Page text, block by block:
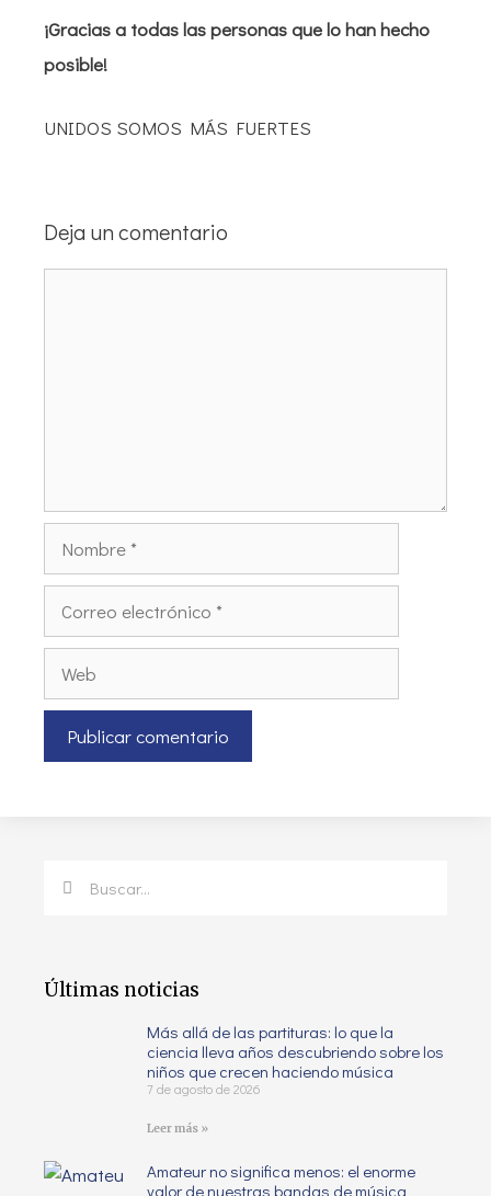
¡Gracias a todas las personas que lo han hecho
posible!
UNIDOS SOMOS MÁS FUERTES
Deja un comentario
Últimas noticias
Más allá de las partituras: lo que la
ciencia lleva años descubriendo sobre los
niños que crecen haciendo música
7 de agosto de 2026
Leer más »
Amateur no significa menos: el enorme
valor de nuestras bandas de música